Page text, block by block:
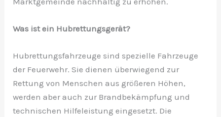
Was ist ein Hubrettungsgerät?
Hubrettungsfahrzeuge sind spezielle Fahrzeuge
der Feuerwehr. Sie dienen überwiegend zur
Rettung von Menschen aus größeren Höhen,
werden aber auch zur Brandbekämpfung und
technischen Hilfeleistung eingesetzt. Die